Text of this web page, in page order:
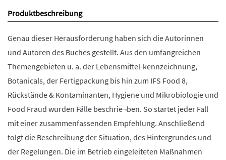
Produktbeschreibung
Genau dieser Herausforderung haben sich die Autorinnen
und Autoren des Buches gestellt. Aus den umfangreichen
Themengebieten u. a. der Lebensmittel-kennzeichnung,
Botanicals, der Fertigpackung bis hin zum IFS Food 8,
Rückstände & Kontaminanten, Hygiene und Mikrobiologie und
Food Fraud wurden Fälle beschrie¬ben. So startet jeder Fall
mit einer zusammenfassenden Empfehlung. Anschließend
folgt die Beschreibung der Situation, des Hintergrundes und
der Regelungen. Die im Betrieb eingeleiteten Maßnahmen